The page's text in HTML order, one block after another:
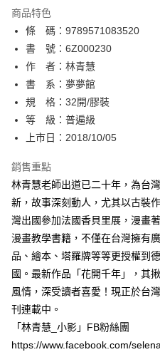
相關說明
【關於「AFTEE先享後付」】
AFTEE先享後付是「在收到商品之後
便利好安心！
１．簡單：不需註冊會員、不需綁卡
２．便利：只要手機號碼，簡訊認證
３．安心：先確認商品／服務後，再付
【「AFTEE先享後付」結帳流程】
１．於結帳方式選擇「AFTEE先享後
２．訂單成立數日內，您將收到繳費
ATM／網路銀行／等多元方式進行付
※ 請注意：結帳手續完成當下不需立
購買商品的店家。未經商家同意取消
後付繳納相關費用。
※ 交易是否成功請以「AFTEE先享後
是否繳費成功／繳費後需取消欲退款
【注意事項】
１．透過由恩沛科技股份有限公司提
易，需依本服務之必要範圍內提供個
權轉讓予恩沛科技股份有限公司。
２．關於個人資料處理事宜，請瀏覽
ATM付款
運送方式
全家取貨付款
每筆NT$80，滿NT$500(含以上)
每筆NT$80，滿NT$500(含以上)
每筆NT$80，滿NT$500(含以上)
付款後萊爾富取貨
每筆NT$80，滿NT$500(含以上)
7-11取貨付款
每筆NT$80，滿NT$500(含以上)
付款後7-11取貨
每筆NT$80，滿NT$500(含以上)
商品特色
條 碼：9789571083520
書 號：6Z000230
作 者：林青慧
書 系：夢夢館
規 格：32開/膠裝
等 級：普遍級
上市日：2018/10/05
銷售重點
林青慧老師出道已二十年，為台
新，故事深刻動人，尤其以古裝
灣出國參加法國香貝里展，漫畫
漫畫教學書籍，不僅在台灣擁有
品、繪本、塔羅牌等等更授權到
國。最新作品「花開千年」，其
風情，深受讀者喜愛！現正於台
刊連載中。
「林青慧_小影」FB粉絲團
https://www.facebook.com/